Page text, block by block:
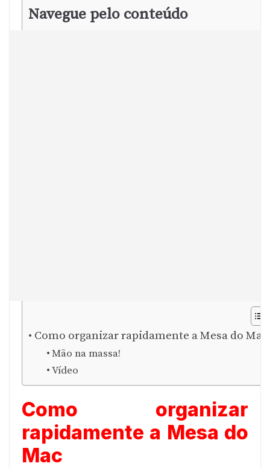
Navegue pelo conteúdo
Como organizar rapidamente a Mesa do Mac
Mão na massa!
Vídeo
Como organizar
rapidamente a Mesa do
Mac